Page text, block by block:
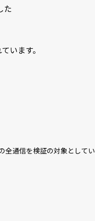
た
います。
全通信を検証の対象としてい